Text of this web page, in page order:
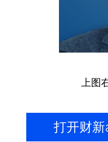
上图
打开财